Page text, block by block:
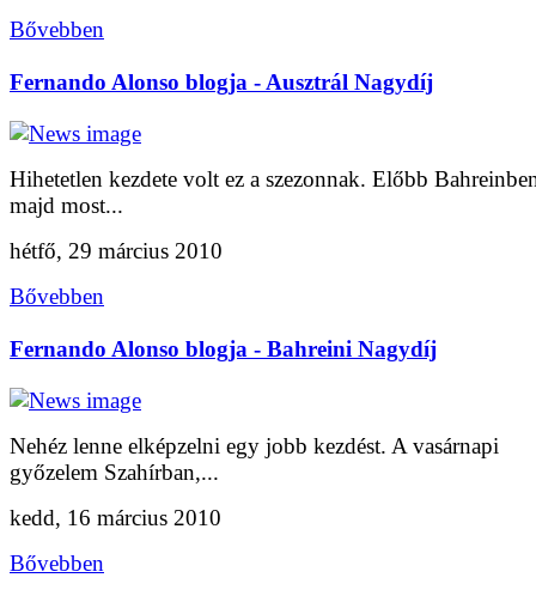
Bővebben
Fernando Alonso blogja - Ausztrál Nagydíj
Hihetetlen kezdete volt ez a szezonnak. Előbb
majd most...
hétfő, 29 március 2010
Bővebben
Fernando Alonso blogja - Bahreini Nagydíj
Nehéz lenne elképzelni egy jobb kezdést. A vasárnapi
győzelem Szahírban,...
kedd, 16 március 2010
Bővebben